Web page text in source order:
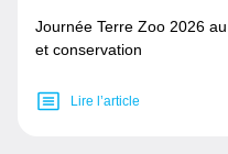
Journée Terre Zoo 2026
et conservation
Lire l’article